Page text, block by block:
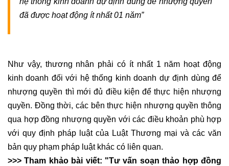
đã được hoạt động ít nhất 01 năm”
Như vậy, thương nhân phải có ít nhất 1 năm hoạt động
kinh doanh đối với hệ thống kinh doanh dự định dùng để
nhượng quyền thì mới đủ điều kiện để thực hiện nhượng
quyền. Đồng thời, các bên thực hiện nhượng quyền thông
qua hợp đồng nhượng quyền với các điều khoản phù hợp
với quy định pháp luật của Luật Thương mại và các văn
bản quy phạm pháp luật khác có liên quan.
>>> Tham khảo bài viết: "Tư vấn soạn thảo hợp đồng